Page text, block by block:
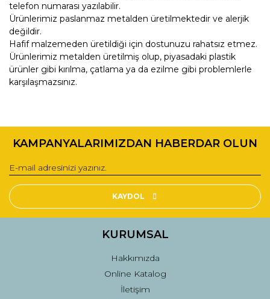
telefon numarası yazılabilir.
Ürünlerimiz paslanmaz metalden üretilmektedir ve alerjik
değildir.
Hafif malzemeden üretildiği için dostunuzu rahatsız etmez.
Ürünlerimiz metalden üretilmiş olup, piyasadaki plastik
ürünler gibi kırılma, çatlama ya da ezilme gibi problemlerle
karşılaşmazsınız.
konularda yetersiz gördüğünüz noktaları öneri formunu
Görüş ve önerileriniz için teşekkür ederiz.
Ürün resmi kalitesiz, bozuk veya görüntülenemiyor.
Ürün açıklamasında eksik bilgiler bulunuyor.
Ürün fiyatı diğer sitelerden daha pahalı.
KAMPANYALARIMIZDAN HABERDAR OLUN
KAYDOL
KURUMSAL
Hakkımızda
Online Katalog
İletişim